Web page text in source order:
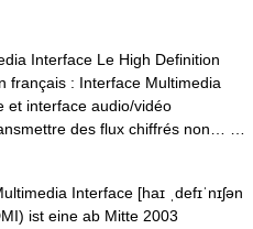
Interface Le High Definition
français : Interface Multimedia
et interface audio/vidéo
des flux chiffrés non… …
Interface [haɪ ˌdefɪˈnɪʃən
ist eine ab Mitte 2003